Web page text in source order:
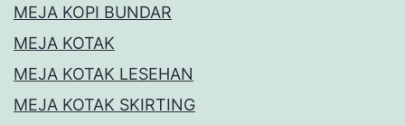
MEJA KOPI BUNDAR
MEJA KOTAK
MEJA KOTAK LESEHAN
MEJA KOTAK SKIRTING